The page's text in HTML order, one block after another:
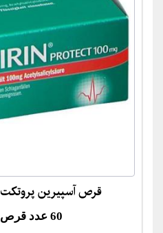
قرص آسپیرین پروتکت 100 میلی گرم بایر
60 عدد قرص روکشدار